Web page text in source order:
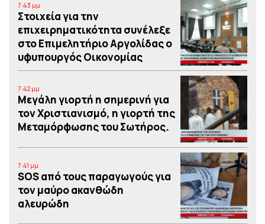
7:43 μμ
Στοιχεία για την
επιχειρηματικότητα συνέλεξε
στο Επιμελητήριο Αργολίδας ο
υφυπουργός Οικονομίας
7:42 μμ
Μεγάλη γιορτή η σημερινή για
τον Χριστιανισμό, η γιορτή της
Μεταμόρφωσης του Σωτήρος.
7:41 μμ
SOS από τους παραγωγούς για
τον μαύρο ακανθώδη
αλευρώδη